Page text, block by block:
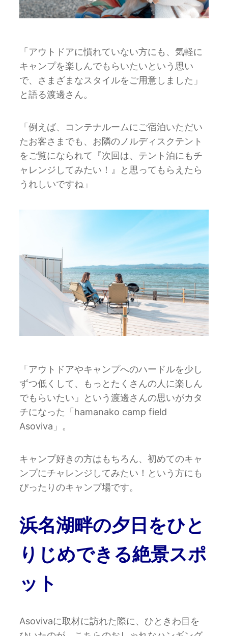
「アウトドアに慣れていない方にも、気軽に
キャンプを楽しんでもらいたいという思い
で、さまざまなスタイルをご用意しました」
と語る渡邊さん。
「例えば、コンテナルームにご宿泊いただい
たお客さまでも、お隣のノルディスクテント
をご覧になられて『次回は、テント泊にもチ
ャレンジしてみたい！』と思ってもらえたら
うれしいですね」
「アウトドアやキャンプへのハードルを少し
ずつ低くして、もっとたくさんの人に楽しん
でもらいたい」という渡邊さんの思いがカタ
チになった「hamanako camp field
Asoviva」。
キャンプ好きの方はもちろん、初めてのキャ
ンプにチャレンジしてみたい！という方にも
ぴったりのキャンプ場です。
浜名湖畔の夕日をひと
りじめできる絶景スポ
ット
Asovivaに取材に訪れた際に、ひときわ目を